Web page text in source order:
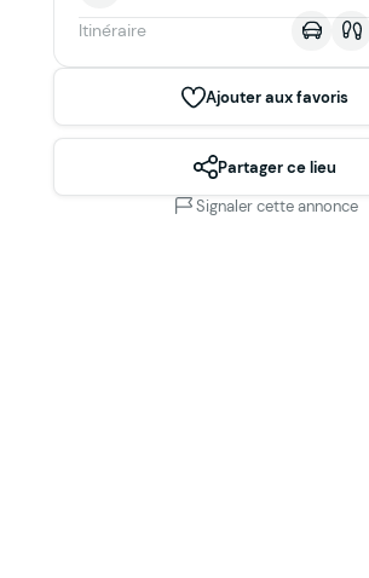
Itinéraire
Ajouter aux favoris
Partager ce lieu
Signaler cette annonce